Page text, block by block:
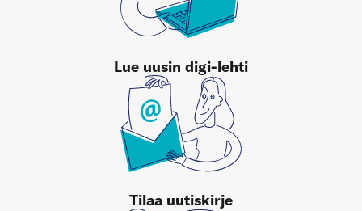
Lue uusin digi-lehti
Tilaa uutiskirje